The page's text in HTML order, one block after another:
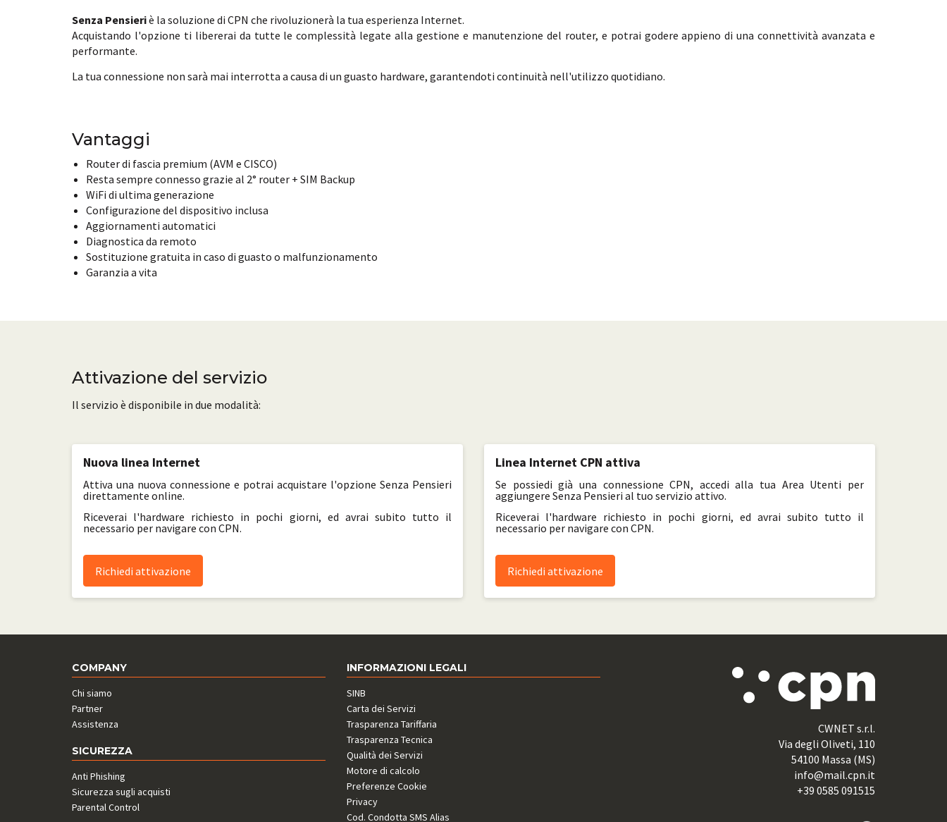
Senza Pensieriè la soluzione di CPN che rivoluzionerà la tua esperienza Internet.
Acquistando l'opzione ti libererai da tutte le complessità legate alla gestione e manutenzione del router, e potrai godere appieno di una connettività avanzata e
performante.
La tua connessione non sarà mai interrotta a causa di un guasto hardware, garantendoti continuità nell'utilizzo quotidiano.
Vantaggi
Router di fascia premium (AVM e CISCO)
Resta sempre connesso grazie al 2° router + SIM Backup
WiFi di ultima generazione
Configurazione del dispositivo inclusa
Aggiornamenti automatici
Diagnostica da remoto
Sostituzione gratuita in caso di guasto o malfunzionamento
Garanzia a vita
Attivazione del servizio
Il servizio è disponibile in due modalità:
Nuova linea Internet
Attiva una nuova connessione e potrai acquistare l'opzione Senza Pensieri
direttamente online.
Riceverai l'hardware richiesto in pochi giorni, ed avrai subito tutto il
necessario per navigare con CPN.
Richiedi attivazione
Linea Internet CPN attiva
Se possiedi già una connessione CPN, accedi alla tua Area Utenti per
aggiungere Senza Pensieri al tuo servizio attivo.
Riceverai l'hardware richiesto in pochi giorni, ed avrai subito tutto il
necessario per navigare con CPN.
Richiedi attivazione
COMPANY
Chi siamo
Partner
Assistenza
SICUREZZA
Anti Phishing
Sicurezza sugli acquisti
Parental Control
INFORMAZIONI LEGALI
SINB
Carta dei Servizi
Trasparenza Tariffaria
Trasparenza Tecnica
Qualità dei Servizi
Motore di calcolo
Preferenze Cookie
Privacy
Cod. Condotta SMS Alias
CWNET s.r.l.
Via degli Oliveti, 110
54100 Massa (MS)
info@mail.cpn.it
+39 0585 091515